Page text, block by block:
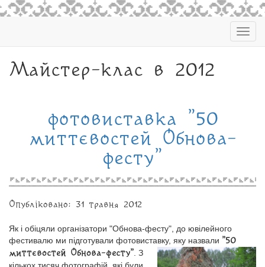
Майстер-клас в 2012
фотовиставка "50
миттєвостей Обнова-
фесту"
Опубліковано: 31 травня 2012
Як і обіцяли організатори "Обнова-фесту", до ювілейного
фестивалю ми підготували фотовиставку, яку назвали "50
миттєвостей Обнова-фесту"
. З